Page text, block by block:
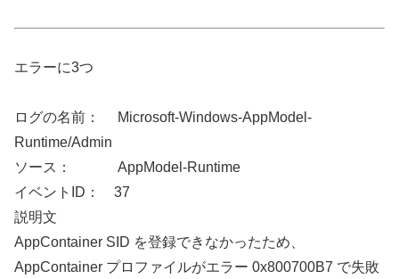
エラーに3つ
ログの名前： Microsoft-Windows-AppModel-
Runtime/Admin
ソース： AppModel-Runtime
イベントID： 37
説明文
AppContainer SID を登録できなかったため、
AppContainer プロファイルがエラー 0x800700B7 で失敗